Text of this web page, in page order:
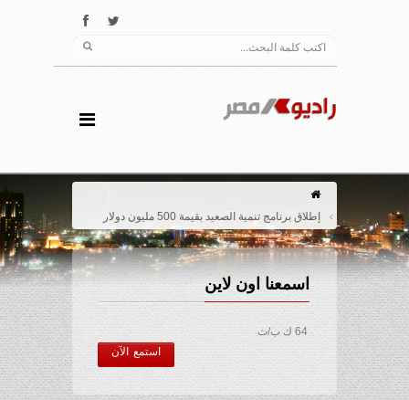
إطلاق برنامج تنمية الصعيد بقيمة 500 مليون دولار
اسمعنا اون لاين
64 ك ب/ث
استمع الآن